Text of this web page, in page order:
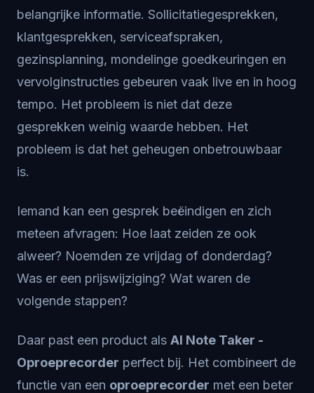
belangrijke informatie. Sollicitatiegesprekken,
klantgesprekken, serviceafspraken,
gezinsplanning, mondelinge goedkeuringen en
vervolginstructies gebeuren vaak live en in hoog
tempo. Het probleem is niet dat deze
gesprekken weinig waarde hebben. Het
probleem is dat het geheugen onbetrouwbaar
is.
Iemand kan een gesprek beëindigen en zich
meteen afvragen: Hoe laat zeiden ze ook
alweer? Noemden ze vrijdag of donderdag?
Was er een prijswijziging? Wat waren de
volgende stappen?
Daar past een product als AI Note Taker -
Oproeprecorder perfect bij. Het combineert de
functie van een oproeprecorder met een beter